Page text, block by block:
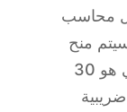
محاسب
منح
تمديد ، الموعد النهائي للتقديم الأصلي هو 30